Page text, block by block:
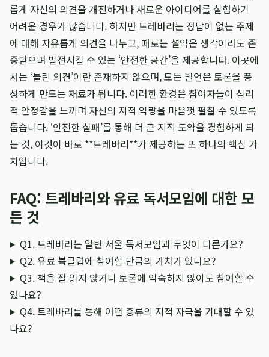
롭게 자신의 의견을 개진하거나 새로운 아이디어를 실험하기
어려운 경우가 많습니다. 하지만 트레바리는 정답이 없는 주제
에 대해 자유롭게 의견을 나누고, 때로는 설익은 생각이라도 존
중받으며 발전시킬 수 있는 ‘안전한 공간’을 제공합니다. 이곳에
서는 ‘틀린 의견’이란 존재하지 않으며, 모든 발언은 토론을 풍
성하게 만드는 재료가 됩니다. 이러한 환경은 참여자들이 심리
적 안정감을 느끼며 자신의 지적 역량을 마음껏 펼칠 수 있도록
돕습니다. ‘안전한 실패’를 통해 더 큰 지적 도약을 경험하게 되
는 것, 이것이 바로 **트레바리**가 제공하는 또 하나의 핵심 가
치입니다.
FAQ: 트레바리와 유료 독서모임에 대한 모
든 것
Q1. 트레바리는 일반 서울 독서모임과 무엇이 다른가요?
Q2. 유료 북클럽에 참여할 만큼의 가치가 있나요?
Q3. 책을 잘 읽지 않거나 토론에 익숙하지 않아도 참여할 수
있나요?
Q4. 트레바리를 통해 어떤 종류의 지적 자극을 기대할 수 있
나요?